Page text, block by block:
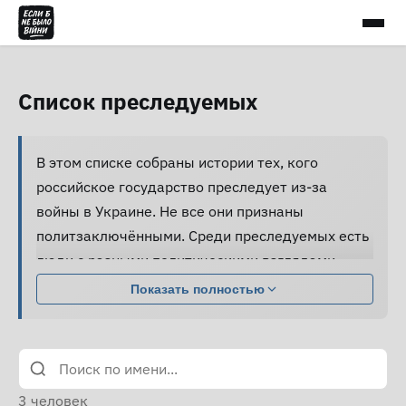
Список преследуемых
В этом списке собраны истории тех, кого
российское государство преследует из-за
войны в Украине. Не все они признаны
политзаключёнными. Среди преследуемых есть
люди с разными политическими взглядами,
совершившие разные поступки.
жестокому обращению и пыткам, принуждаются
к признанию вины и не получают нормальной
юридической помощи, а правозащитники не
Показать полностью
3 человек